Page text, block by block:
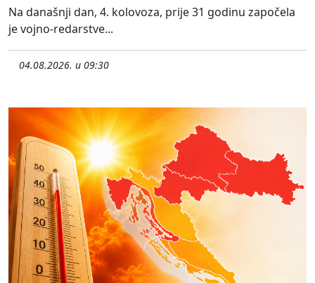
Na današnji dan, 4. kolovoza, prije 31 godinu započela
je vojno-redarstve...
04.08.2026. u 09:30